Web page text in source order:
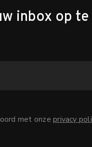
inbox op
met onzeprivacy